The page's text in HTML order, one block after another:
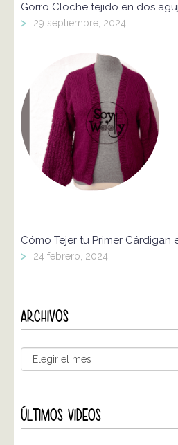
Gorro Cloche tejido en dos
> 29 septiembre, 2024
Cómo Tejer tu Primer Cárdigan
> 24 febrero, 2024
ARCHIVOS
ÚLTIMOS VIDEOS